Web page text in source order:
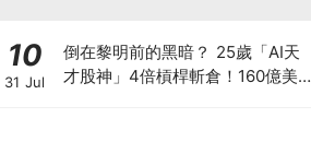
10
31 Jul
倒在黎明前的黑暗？ 25歲「AI天
才股神」4倍槓桿斬倉！160億美元